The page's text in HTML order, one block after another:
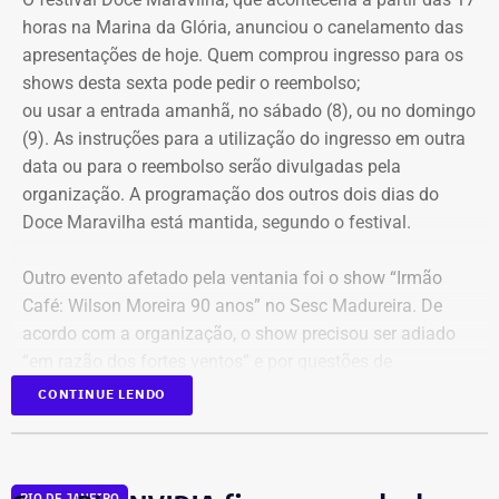
“A estratégia é de soma, não de competição”, disse.
horas na Marina da Glória, anunciou o canelamento das
apresentações de hoje. Quem comprou ingresso para os
shows desta sexta pode pedir o reembolso;
ou usar a entrada amanhã, no sábado (8), ou no domingo
(9). As instruções para a utilização do ingresso em outra
data ou para o reembolso serão divulgadas pela
organização. A programação dos outros dois dias do
Doce Maravilha está mantida, segundo o festival.
Outro evento afetado pela ventania foi o show “Irmão
Café: Wilson Moreira 90 anos” no Sesc Madureira. De
acordo com a organização, o show precisou ser adiado
segurança do público, da equipe técnica e dos artistas.
Uma nova data ainda será definida e divulgada.
CONTINUE LENDO